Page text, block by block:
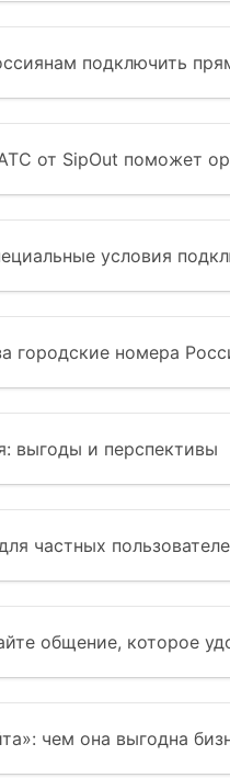
подключить
от SipOut поможет
условия
городские номера
выгоды и перспективы
частных
общение, которое
чем она выгодна